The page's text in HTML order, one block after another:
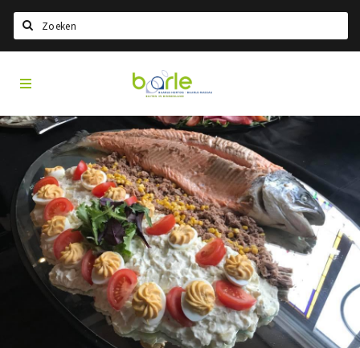
Home
Information
A propos de Baarle
Histoire
Visit Baarle Shop
Bon d'achat Enclave
Événements
Visit
Baarle